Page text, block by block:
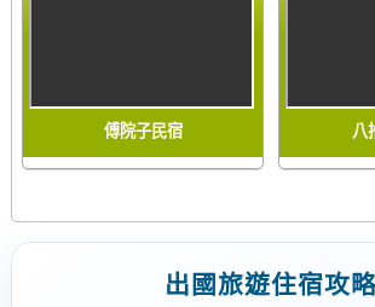
傅院子民宿 八
出國旅遊住宿攻